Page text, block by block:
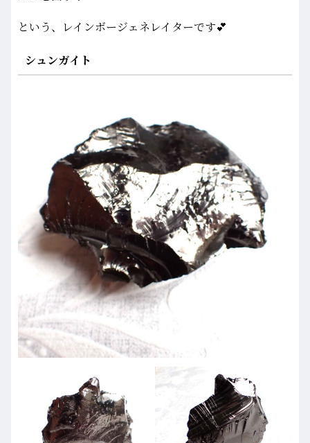
という、レインボージェネレイターです💕
シュンガイト